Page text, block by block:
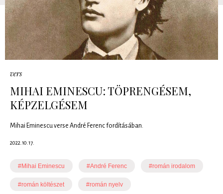
vers
MIHAI EMINESCU: TÖPRENGÉSEM,
KÉPZELGÉSEM
Mihai Eminescu verse André Ferenc fordításában.
2022.10.17.
#Mihai Eminescu #André Ferenc #román irodalom
#román költészet #román nyelv